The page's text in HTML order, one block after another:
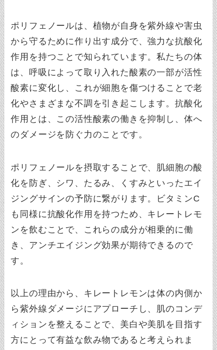
ポリフェノールは、植物が自身を紫外線や害虫
から守るために作り出す成分で、強力な抗酸化
作用を持つことで知られています。私たちの体
は、呼吸によって取り入れた酸素の一部が活性
酸素に変化し、これが細胞を傷つけることで老
化やさまざまな不調を引き起こします。抗酸化
作用とは、この活性酸素の働きを抑制し、体へ
のダメージを防ぐ力のことです。
ポリフェノールを摂取することで、肌細胞の酸
化を防ぎ、シワ、たるみ、くすみといったエイ
ジングサインの予防に繋がります。ビタミンC
も同様に抗酸化作用を持つため、キレートレモ
ンを飲むことで、これらの成分が相乗的に働
き、アンチエイジング効果が期待できるので
す。
以上の理由から、キレートレモンは体の内側か
ら紫外線ダメージにアプローチし、肌のコンデ
ィションを整えることで、美白や美肌を目指す
方にとって有益な飲み物であると考えられま